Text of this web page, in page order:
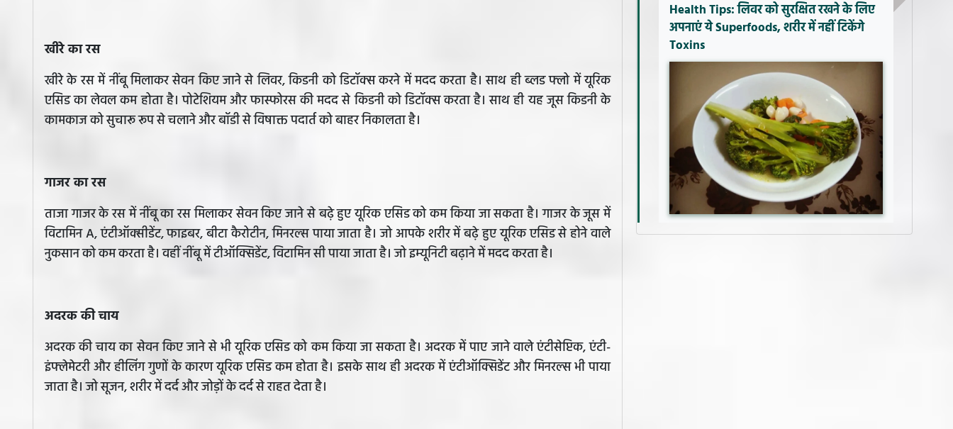
खीरे का रस
खीरे के रस में नींबू मिलाकर सेवन किए जाने से लिवर, किडनी को डिटॉक्स करने में मदद करता है। साथ ही ब्लड फ्लो में यूरिक
एसिड का लेवल कम होता है। पोटेशियम और फास्फोरस की मदद से किडनी को डिटॉक्स करता है। साथ ही यह जूस किडनी के
कामकाज को सुचारू रूप से चलाने और बॉडी से विषाक्त पदार्त को बाहर निकालता है।
गाजर का रस
ताजा गाजर के रस में नींबू का रस मिलाकर सेवन किए जाने से बढ़े हुए यूरिक एसिड को कम किया जा सकता है। गाजर के जूस में
विटामिन A, एंटीऑक्‍सीडेंट, फाइबर, बीटा कैरोटीन, मिनरल्‍स पाया जाता है। जो आपके शरीर में बढ़े हुए यूरिक एसिड से होने वाले
नुकसान को कम करता है। वहीं नींबू में टीऑक्सिडेंट, विटामिन सी पाया जाता है। जो इम्यूनिटी बढ़ाने में मदद करता है।
अदरक की चाय
अदरक की चाय का सेवन किए जाने से भी यूरिक एसिड को कम किया जा सकता है। अदरक में पाए जाने वाले एंटीसेप्टिक, एंटी-
इंफ्लेमेटरी और हीलिंग गुणों के कारण यूरिक एसिड कम होता है। इसके साथ ही अदरक में एंटीऑक्सिडेंट और मिनरल्स भी पाया
जाता है। जो सूजन, शरीर में दर्द और जोड़ों के दर्द से राहत देता है।
Health Tips: लिवर को सुरक्षित रखने के लिए
अपनाएं ये Superfoods, शरीर में नहीं टिकेंगे
Toxins